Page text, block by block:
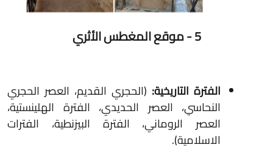
5 - موقع المغطس الأثري
الفترة التاريخية: (الحجري القديم، العصر الحجري
النحاسي، العصر الحديدي، الفترة الهلينستية،
العصر الروماني، الفترة البيزنطية، الفترات
الاسلامية).